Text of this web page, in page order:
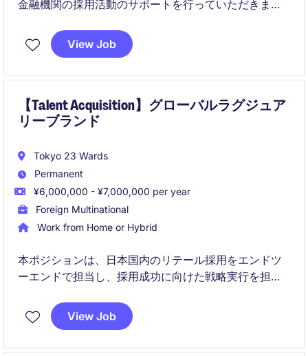
金融機関の採用活動のサポートを行っていただきま
クライアントのニーズに応えることが求められます。
View Job
【Talent Acquisition】グローバルラグジュア
リーブランド
Tokyo 23 Wards
Permanent
¥6,000,000 - ¥7,000,000 per year
Foreign Multinational
Work from Home or Hybrid
本ポジションは、日本国内のリテール採用をエンドツ
ーエンドで担当し、採用成功に向けた戦略実行を担い
パイプラインの構築と組織成長に貢献いただきます。
View Job